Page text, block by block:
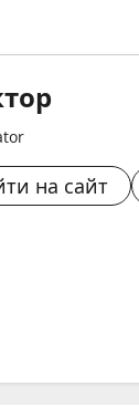
на сайт